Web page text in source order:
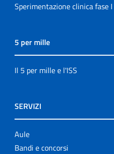
Sperimentazione clinica fase I
5 per mille
Il 5 per mille e l'ISS
SERVIZI
Aule
Bandi e concorsi